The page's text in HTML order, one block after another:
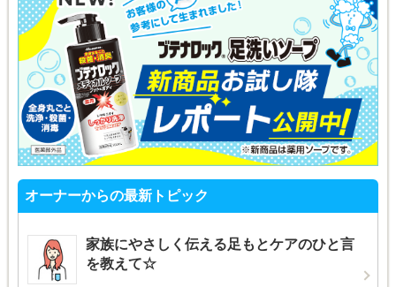
オーナーからの最新トピック
家族にやさしく伝える足もとケアのひと言
を教えて☆